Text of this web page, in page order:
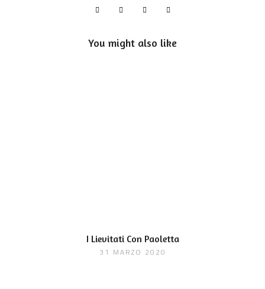
You might also like
I Lievitati Con Paoletta
31 MARZO 2020